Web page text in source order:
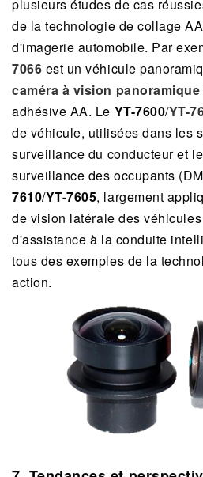
plusieurs études de cas
de la technologie de collage
d'imagerie automobile. Par
7066 est un véhicule
caméra à vision panoramique
adhésive AA. Le YT-7600/YT-
de véhicule, utilisées dans les
surveillance du conducteur et
surveillance des occupants
7610/YT-7605, largement
de vision latérale des
d'assistance à la conduite
tous des exemples de la
action.